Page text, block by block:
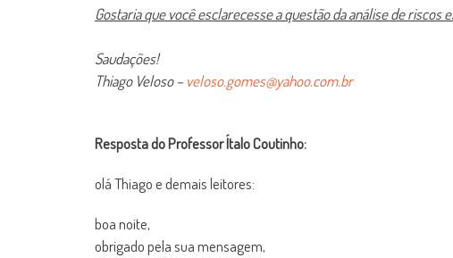
Gostaria que você esclarecesse a questão da análise de
Saudações!
Thiago Veloso – veloso.gomes@yahoo.com.br
Resposta do Professor Ítalo Coutinho:
olá Thiago e demais leitores:
boa noite,
obrigado pela sua mensagem,